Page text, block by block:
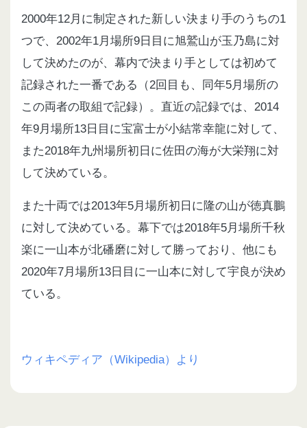
2000年12月に制定された新しい決まり手のうちの1
つで、2002年1月場所9日目に旭鷲山が玉乃島に対
して決めたのが、幕内で決まり手としては初めて
記録された一番である（2回目も、同年5月場所の
この両者の取組で記録）。直近の記録では、2014
年9月場所13日目に宝富士が小結常幸龍に対して、
また2018年九州場所初日に佐田の海が大栄翔に対
して決めている。
また十両では2013年5月場所初日に隆の山が徳真鵬
に対して決めている。幕下では2018年5月場所千秋
楽に一山本が北磻磨に対して勝っており、他にも
2020年7月場所13日目に一山本に対して宇良が決め
ている。
ウィキペディア（Wikipedia）より